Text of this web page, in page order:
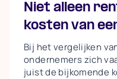
Niet alleen
kosten van
Bij het vergelijken
ondernemers zich
juist de bijkomende